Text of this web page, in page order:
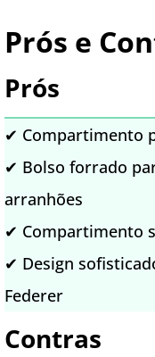
Prós e
Prós
✔ Compartimento
✔ Bolso forrado
arranhões
✔ Compartimento
✔ Design
Federer
Contras